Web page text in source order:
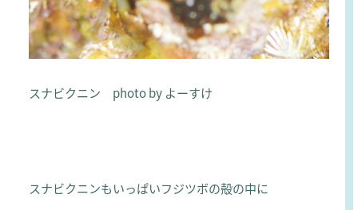
スナビクニン photo by よーすけ
スナビクニンもいっぱいフジツボの殻の中に